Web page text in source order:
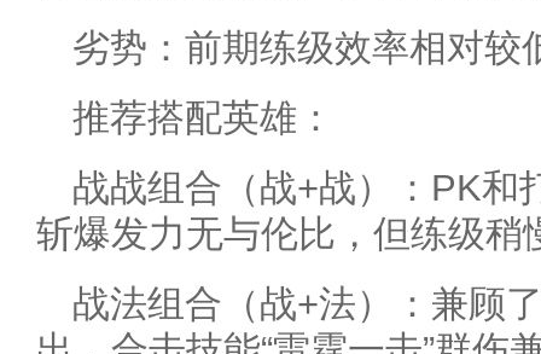
劣势：前期练级效率相对较
推荐搭配英雄：
战战组合（战+战）：PK和
斩爆发力无与伦比，但练级稍
战法组合（战+法）：兼顾